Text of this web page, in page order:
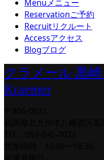
Menuメニュー
Reservationご予約
Recruitリクルート
Accessアクセス
Blogブログ
クラメール 黒崎
Kraemer